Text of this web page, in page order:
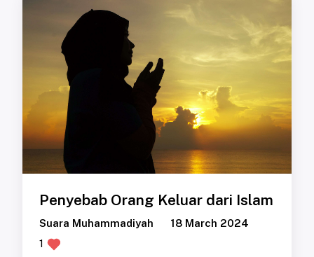
Penyebab Orang Keluar dari Islam
Suara Muhammadiyah
18 March 2024
1